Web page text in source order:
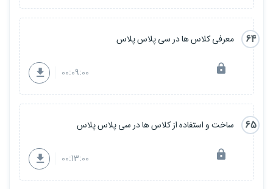
64 معرفی کلاس ها در سی پلاس پلاس
00:09:00
65 ساخت و استفاده از کلاس ها در سی پلاس پلاس
00:13:00